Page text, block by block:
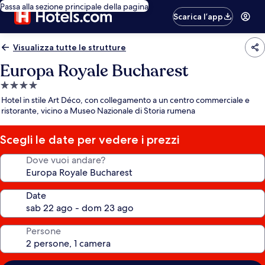
Passa alla sezione principale della pagina
Scarica l’app
Visualizza tutte le strutture
Europa Royale Bucharest
Struttura
a
4.0
stelle
Hotel in stile Art Déco, con collegamento a un centro commerciale e
ristorante, vicino a Museo Nazionale di Storia rumena
Scegli le date per vedere i prezzi
Dove vuoi andare?
Date
Persone